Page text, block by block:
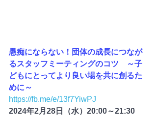
愚痴にならない！団体の成長につなが
るスタッフミーティングのコツ　～子
どもにとってより良い場を共に創るた
めに～
https://fb.me/e/13f7YiwPJ
2024年2月28日（水）20:00～21:30